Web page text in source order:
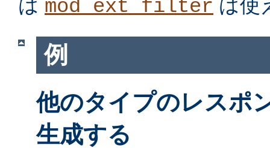
は mod_ext_filter は使
例
他のタイプのレスポ
生成する